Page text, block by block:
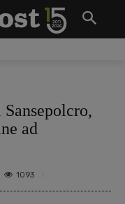
ad
1093